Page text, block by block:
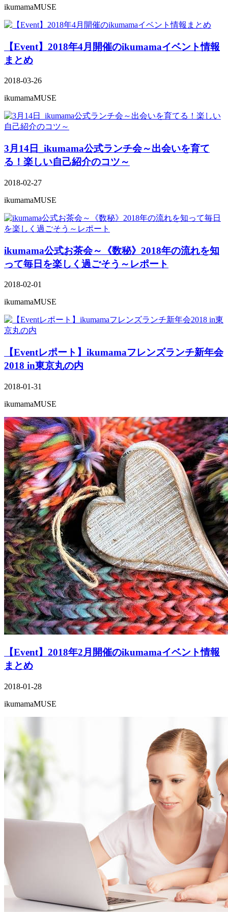
ikumamaMUSE
【Event】2018年4月開催のikumamaイベント情報
まとめ
2018-03-26
ikumamaMUSE
3月14日_ikumama公式ランチ会～出会いを育て
る！楽しい自己紹介のコツ～
2018-02-27
ikumamaMUSE
ikumama公式お茶会～《数秘》2018年の流れを知
って毎日を楽しく過ごそう～レポート
2018-02-01
ikumamaMUSE
【Eventレポート】ikumamaフレンズランチ新年会
2018 in東京丸の内
2018-01-31
ikumamaMUSE
【Event】2018年2月開催のikumamaイベント情報
まとめ
2018-01-28
ikumamaMUSE